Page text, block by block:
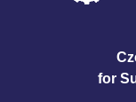
for